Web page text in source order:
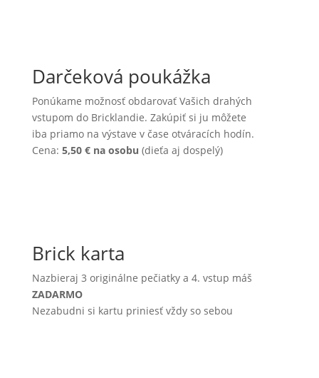
Darčeková poukážka
Ponúkame možnosť obdarovať Vašich drahých
vstupom do Bricklandie. Zakúpiť si ju môžete
iba priamo na výstave v čase otváracích hodín.
Cena: 5,50 € na osobu (dieťa aj dospelý)
Brick karta
Nazbieraj 3 originálne pečiatky a 4. vstup máš
ZADARMO
Nezabudni si kartu priniesť vždy so sebou